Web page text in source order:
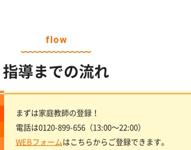
flow
指導までの流れ
まずは家庭教師の登録！
電話は0120-899-656（13:00〜22:00）
WEBフォームはこちらからご登録できます。